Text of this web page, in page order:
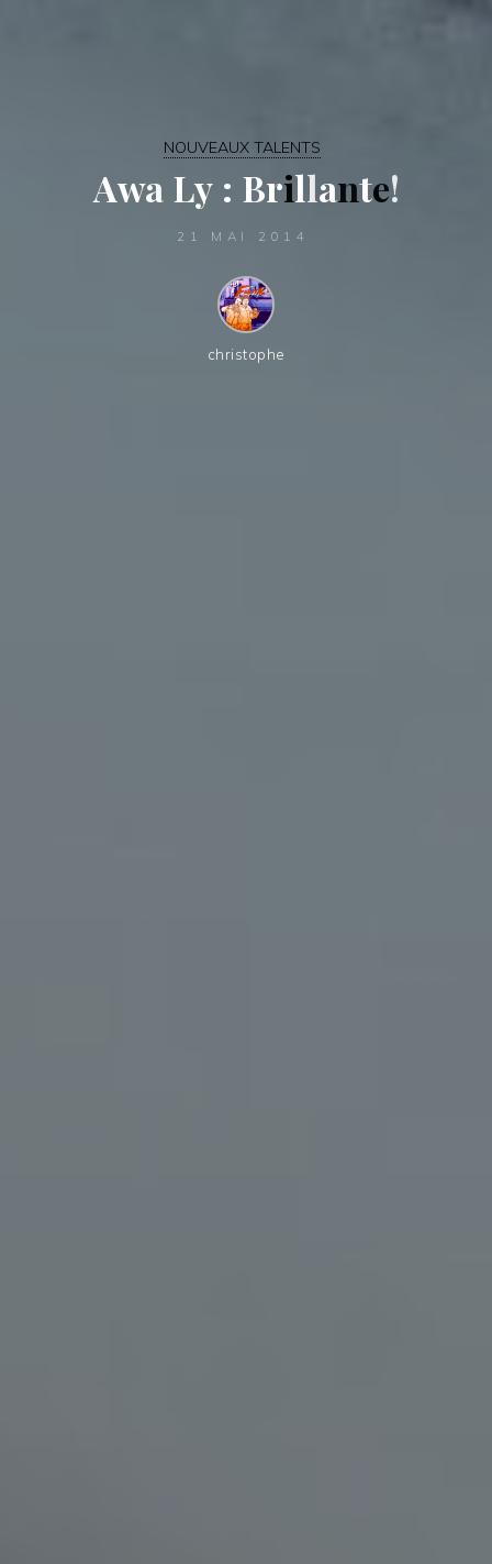
NOUVEAUX TALENTS
Awa Ly : Brillante!
21 MAI 2014
christophe